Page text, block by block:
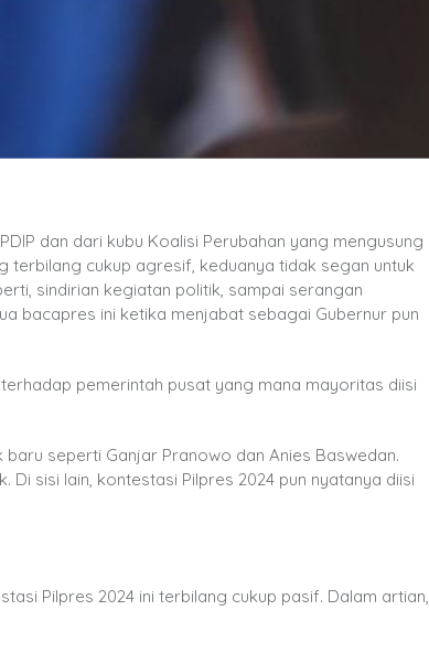
dan dari kubu Koalisi Perubahan yang mengusung
terbilang cukup agresif, keduanya tidak segan untuk
sindirian kegiatan politik, sampai serangan
bacapres ini ketika menjabat sebagai Gubernur pun
pemerintah pusat yang mana mayoritas diisi
seperti Ganjar Pranowo dan Anies Baswedan.
sisi lain, kontestasi Pilpres 2024 pun nyatanya diisi
Pilpres 2024 ini terbilang cukup pasif. Dalam artian,